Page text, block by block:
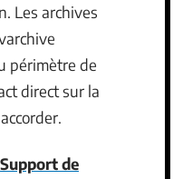
Les archives
périmètre de
direct sur la
Support de